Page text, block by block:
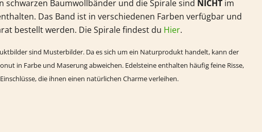
schwarzen Baumwollbänder und die Spirale sind NICHTim
Das Band ist in verschiedenen Farben verfügbar und
bestellt werden. Die Spirale findest du Hier.
sind Musterbilder. Da es sich um ein Naturprodukt handelt, kann der
in Farbe und Maserung abweichen. Edelsteine enthalten häufig feine Risse,
die ihnen einen natürlichen Charme verleihen.